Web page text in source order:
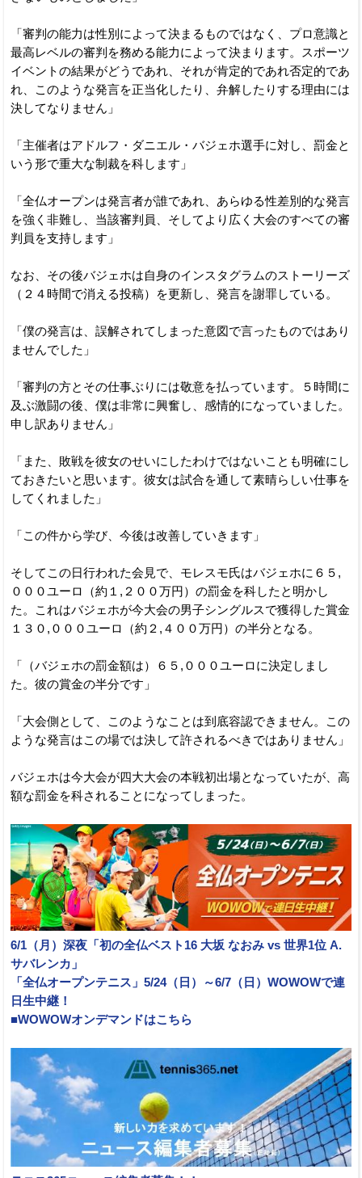
「審判の能力は性別によって決まるものではなく、プロ意識と
最高レベルの審判を務める能力によって決まります。スポーツ
イベントの結果がどうであれ、それが肯定的であれ否定的であ
れ、このような発言を正当化したり、弁解したりする理由には
決してなりません」
「主催者はアドルフ・ダニエル・バジェホ選手に対し、罰金と
いう形で重大な制裁を科します」
「全仏オープンは発言者が誰であれ、あらゆる性差別的な発言
を強く非難し、当該審判員、そしてより広く大会のすべての審
判員を支持します」
なお、その後バジェホは自身のインスタグラムのストーリーズ
（２４時間で消える投稿）を更新し、発言を謝罪している。
「僕の発言は、誤解されてしまった意図で言ったものではあり
ませんでした」
「審判の方とその仕事ぶりには敬意を払っています。５時間に
及ぶ激闘の後、僕は非常に興奮し、感情的になっていました。
申し訳ありません」
「また、敗戦を彼女のせいにしたわけではないことも明確にし
ておきたいと思います。彼女は試合を通して素晴らしい仕事を
してくれました」
「この件から学び、今後は改善していきます」
そしてこの日行われた会見で、モレスモ氏はバジェホに６５,
０００ユーロ（約１,２００万円）の罰金を科したと明かし
た。これはバジェホが今大会の男子シングルスで獲得した賞金
１３０,０００ユーロ（約２,４００万円）の半分となる。
「（バジェホの罰金額は）６５,０００ユーロに決定しまし
た。彼の賞金の半分です」
「大会側として、このようなことは到底容認できません。この
ような発言はこの場では決して許されるべきではありません」
バジェホは今大会が四大大会の本戦初出場となっていたが、高
額な罰金を科されることになってしまった。
6/1（月）深夜「初の全仏ベスト16 大坂 なおみ vs 世界1位 A.
サバレンカ」
「全仏オープンテニス」5/24（日）～6/7（日）WOWOWで連
日生中継！
■WOWOWオンデマンドはこちら